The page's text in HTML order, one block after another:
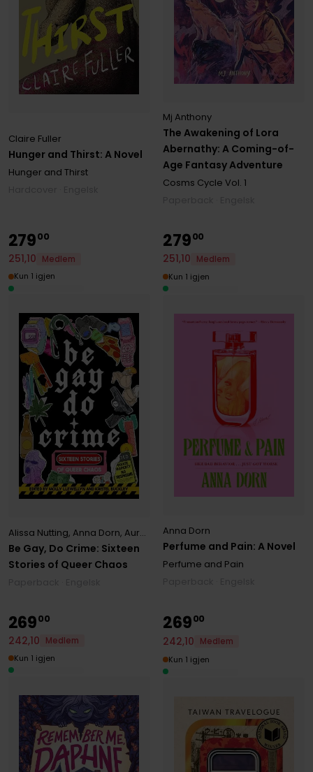
Hunger and Thirst: A Novel
Claire Fuller
Hunger and Thirst
The Awakening of Lora
Abernathy: A Coming-of-
Age Fantasy Adventure
Mj Anthony
Cosms Cycle Vol. 1
Be Gay, Do Crime: Sixteen
Stories of Queer Chaos
Alissa Nutting, Anna Dorn, Aurora Mattia ,Emily R. Austin
27900
251,10
Medlem
Kun 1 igjen
Perfume and Pain: A Novel
Anna Dorn
Perfume and Pain
27900
251,10
Medlem
Kun 1 igjen
26900
242,10
Medlem
Kun 1 igjen
26900
242,10
Medlem
Kun 1 igjen